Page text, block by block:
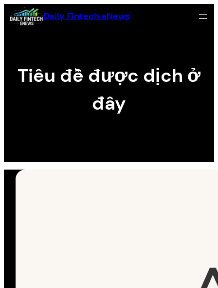
Skip
to
Daily Fintech eNews
Tiêu đề được dịch ở
đây